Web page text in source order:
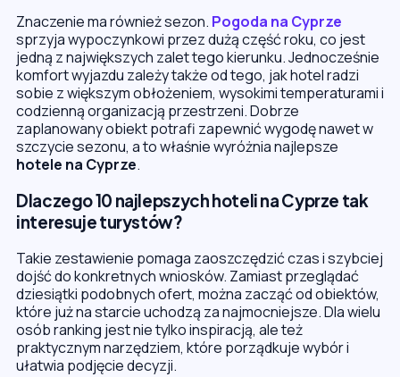
Znaczenie ma również sezon. Pogoda na Cyprze
sprzyja wypoczynkowi przez dużą część roku, co jest
jedną z największych zalet tego kierunku. Jednocześnie
komfort wyjazdu zależy także od tego, jak hotel radzi
sobie z większym obłożeniem, wysokimi temperaturami i
codzienną organizacją przestrzeni. Dobrze
zaplanowany obiekt potrafi zapewnić wygodę nawet w
szczycie sezonu, a to właśnie wyróżnia najlepsze
hotele na Cyprze.
Dlaczego 10 najlepszych hoteli na Cyprze tak
interesuje turystów?
Takie zestawienie pomaga zaoszczędzić czas i szybciej
dojść do konkretnych wniosków. Zamiast przeglądać
dziesiątki podobnych ofert, można zacząć od obiektów,
które już na starcie uchodzą za najmocniejsze. Dla wielu
osób ranking jest nie tylko inspiracją, ale też
praktycznym narzędziem, które porządkuje wybór i
ułatwia podjęcie decyzji.